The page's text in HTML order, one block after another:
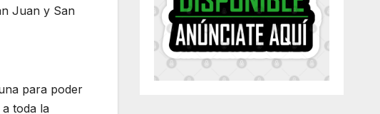
Juan y San
para poder
toda la